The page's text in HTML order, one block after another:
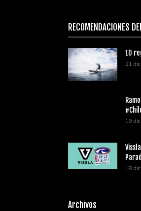
RECOMENDACIONES
10
21
19
18
Archivos